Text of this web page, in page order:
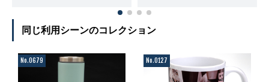
同じ利用シーンのコレクション
No.0679 No.0127